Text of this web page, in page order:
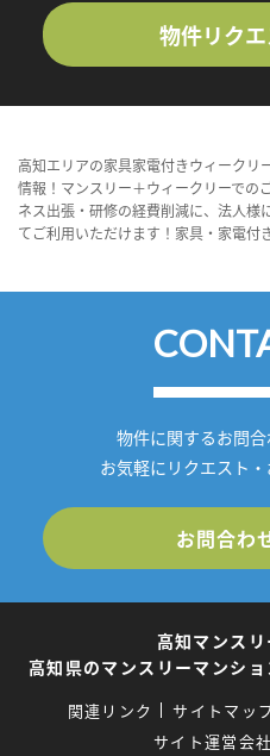
物件リク
高知エリアの家具家電付きウィークリ
情報！マンスリー＋ウィークリーでの
ネス出張・研修の経費削減に、法人様
てご利用いただけます！家具・家電付
物件に関するお問合
お気軽にリクエスト・
お問合わ
高知マンス
高知県のマンスリーマンシ
関連リンク サイトマッ
サイト運営会社